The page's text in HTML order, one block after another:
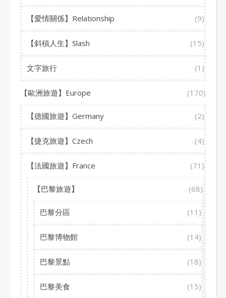
【愛情關係】Relationship (9)
【斜槓人生】Slash (15)
文字旅行 (1)
【歐洲旅遊】Europe (170)
【德國旅遊】Germany (2)
【捷克旅遊】Czech (4)
【法國旅遊】France (71)
【巴黎旅遊】 (68)
巴黎分區 (11)
巴黎博物館 (14)
巴黎景點 (18)
巴黎美食 (15)